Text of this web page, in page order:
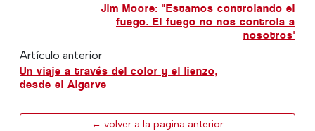
Jim Moore: "Estamos controlando el
fuego. El fuego no nos controla a
nosotros'
Artículo anterior
Un viaje a través del color y el lienzo,
desde el Algarve
← volver a la pagina anterior